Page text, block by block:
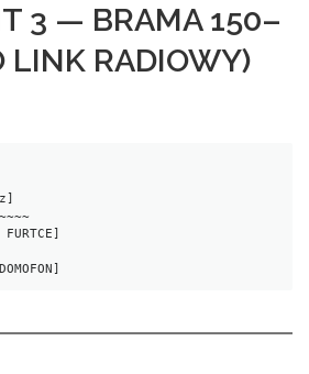
3 — BRAMA 150–
LINK RADIOWY)
FURTCE]